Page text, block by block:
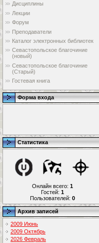
Дисциплины
Лекции
Форум
Преподаватели
Каталог электронных библиотек
Севастопольское благочиние
(новый)
Севастопольское благочиние
(Старый)
Гостевая книга
Форма входа
Статистика
Онлайн всего: 1
Гостей: 1
Пользователей: 0
Архив записей
2009 Июнь
2009 Октябрь
2026 Февраль